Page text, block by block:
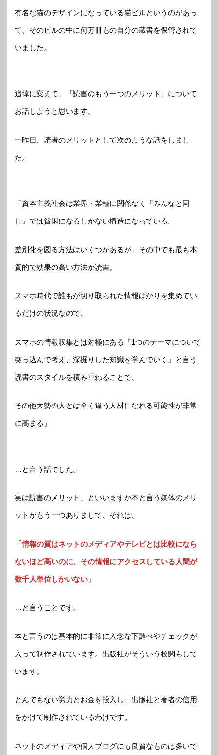
有名な猫のデザインになっている猫ビルというのがあっ
て、そのビルの中に何万冊もの自分の蔵書を保管されて
いました。
追悼に変えて、「読書のもう一つのメリット」について
お話しようと思います。
一昨日、読者のメリットとして次のような話をしまし
た。
「資本主義社会は業界・業種に関係なく『みんなと同
じ』では貧困になるしかない構造になっている。
差別化を図る方法はいくつかあるが、その中でも最も本
質的で効果の高い方法が読書。
スマホ時代で誰もが切り取られた情報ばかりを集めてい
るだけの状況なので、
スマホの情報収集とは対極にある『1つのテーマについて
突っ込んで考え、深掘りした知識を学んでいく』と言う
読書のスタイルを積み重ねることで、
その他大勢の人とは全く違う人材になれる可能性が非常
に高まる」
…と言う話でした。
実は読書のメリット、といいますか本と言う媒体のメリ
ットがもう一つありまして、それは、
「情報の質はネットのメディアやテレビとは比較になら
ないほど高いのに、その情報にアクセスしている人間が
数千人単位しかいない」
…と言うことです。
本と言うのは基本的に非常に入念な下調べやチェックが
入って制作されています。出版社がそういう校閲もして
います。
とんでもない労力とお金を投入し、出版社と著者の信用
をかけて制作されているわけです。
ネットのメディアや個人ブログにも良質なものは多いで